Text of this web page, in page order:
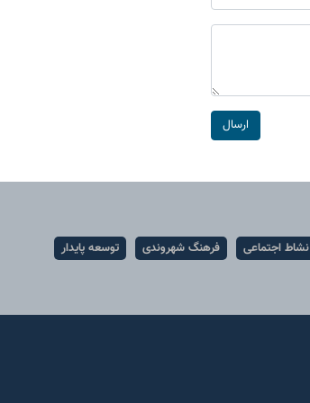
ارسال
نشاط اجتماعی فرهنگ شهروندی
توسعه پایدار